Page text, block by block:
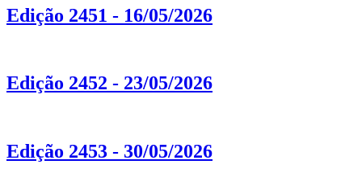
Edição 2451 - 16/05/2026
Edição 2452 - 23/05/2026
Edição 2453 - 30/05/2026